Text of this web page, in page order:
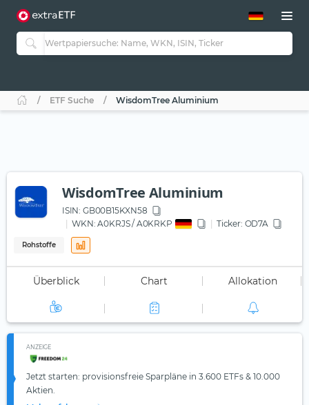
ETF-Guide 2.0
Guide Aktive ETFs
ETF-Sparpläne
ETF Suche WisdomTree Aluminium
WisdomTree Aluminium
ISIN: GB00B15KXN58
WKN
: A0KRJS / A0KRKP Ticker: OD7A
Rohstoffe
Überblick Chart Allokation
ANZEIGE
Jetzt starten: provisionsfreie Sparpläne in 3.600 ETFs & 10.000
Aktien.